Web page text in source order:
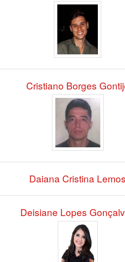
Cristiano Borges
Daiana Cristina
Deisiane Lopes